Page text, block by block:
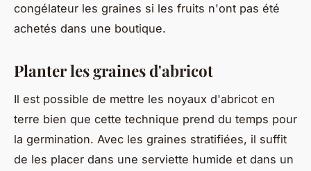
congélateur les graines si les fruits n'ont pas été
achetés dans une boutique.
Planter les graines d'abricot
Il est possible de mettre les noyaux d'abricot en
terre bien que cette technique prend du temps pour
la germination. Avec les graines stratifiées, il suffit
de les placer dans une serviette humide et dans un